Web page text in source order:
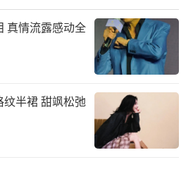
明昊饰）、冯宝宝、张灵玉
青（完颜洛绒饰）等一众
人世界组团打怪、决战黑
现出一幅鲜活的英雄群像。
动物联盟”打破都市奇幻
化、民间传说、经典武术
在故事中融入炼炁、修行、
真情流露感动全
半裙 甜飒松弛